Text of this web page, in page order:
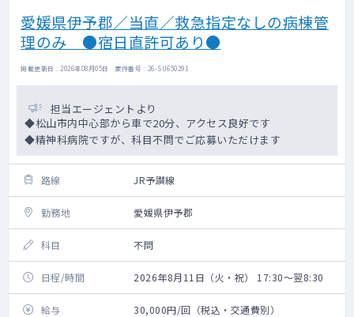
愛媛県伊予郡／当直／救急指定なしの病棟管
理のみ ●宿日直許可あり●
掲載更新日 : 2026年08月05日 案件番号 : 26-SU650291
担当エージェントより
◆松山市内中心部から車で20分、アクセス良好です
◆精神科病院ですが、科目不問でご応募いただけます
路線 JR予讃線
勤務地 愛媛県伊予郡
科目 不問
日程/時間 2026年8月11日（火・祝） 17:30～翌8:30
給与 30,000円/回（税込・交通費別）